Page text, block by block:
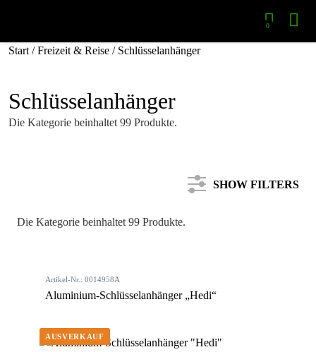
0
Start /Freizeit & Reise / Schlüsselanhänger
Schlüsselanhänger
Die Kategorie beinhaltet 99 Produkte.
SHOW FILTERS
Farbe
Material
Die Kategorie beinhaltet 99 Produkte.
Artikel-Nr.: 0014958A
Aluminium-Schlüsselanhänger „Hedi“